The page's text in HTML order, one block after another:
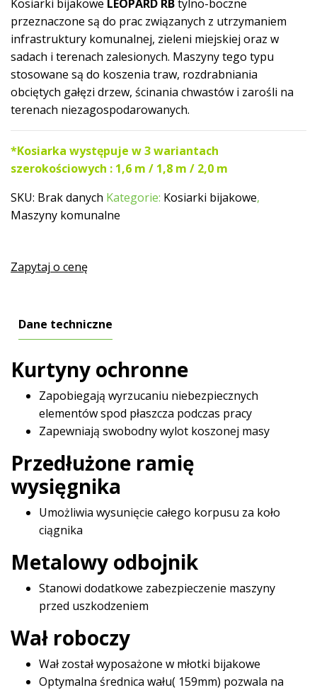
RB
Kosiarki bijakowe LEOPARD RBtylno-boczne
przeznaczone są do prac związanych z utrzymaniem
infrastruktury komunalnej, zieleni miejskiej oraz w
sadach i terenach zalesionych. Maszyny tego typu
stosowane są do koszenia traw, rozdrabniania
obciętych gałęzi drzew, ścinania chwastów i zarośli na
terenach niezagospodarowanych.
*Kosiarka występuje w 3 wariantach
szerokościowych : 1,6 m / 1,8 m / 2,0 m
SKU: Brak danych Kategorie: Kosiarki bijakowe,
Maszyny komunalne
Zapytaj o cenę
Dane techniczne
Kurtyny ochronne
Zapobiegają wyrzucaniu niebezpiecznych
elementów spod płaszcza podczas pracy
Zapewniają swobodny wylot koszonej masy
Przedłużone ramię
wysięgnika
Umożliwia wysunięcie całego korpusu za koło
ciągnika
Metalowy odbojnik
Stanowi dodatkowe zabezpieczenie maszyny
przed uszkodzeniem
Wał roboczy
Wał został wyposażone w młotki bijakowe
Optymalna średnica wału( 159mm) pozwala na